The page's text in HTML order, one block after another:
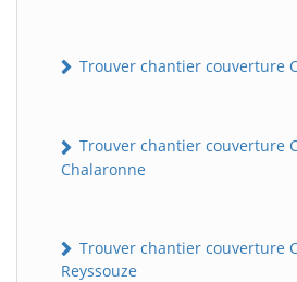
Trouver chantier couverture
Trouver chantier couverture
Chalaronne
Trouver chantier couverture
Reyssouze